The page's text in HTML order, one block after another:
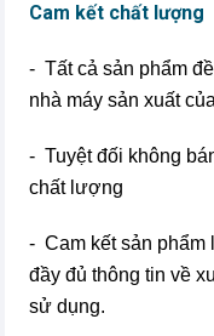
Cam kết chất lượng
- Tất cả sản phẩm
nhà máy sản xuất
- Tuyệt đối không
chất lượng
- Cam kết sản phẩm
đầy đủ thông tin về
sử dụng.